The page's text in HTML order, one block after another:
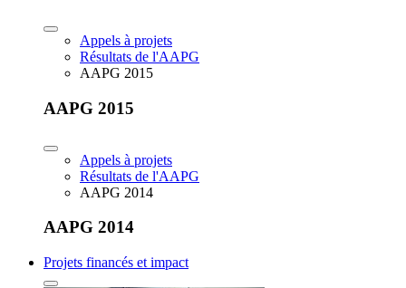
Appels à projets
Résultats de l'AAPG
AAPG 2015
AAPG 2015
Appels à projets
Résultats de l'AAPG
AAPG 2014
AAPG 2014
Projets financés et impact